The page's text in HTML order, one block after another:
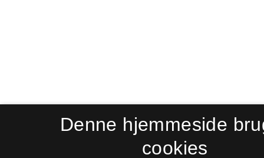
Denne hjemmeside
cookies